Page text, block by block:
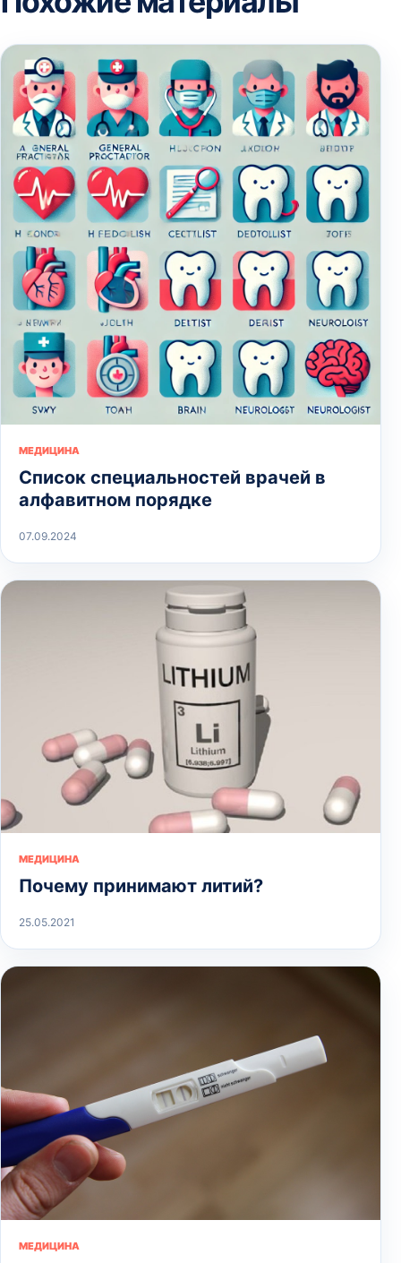
МЕДИЦИНА
Список специальностей врачей в
алфавитном порядке
07.09.2024
МЕДИЦИНА
Почему принимают литий?
25.05.2021
МЕДИЦИНА